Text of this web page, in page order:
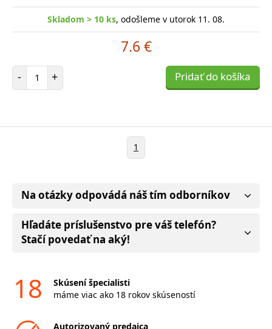
Skladom > 10 ks, odošleme v utorok 11. 08.
7.6 €
- Počet položiek
+ Pridať do košíka
1
Na otázky odpovádá náš tím odborníkov
Hľadáte príslušenstvo pre váš telefón?
Stačí povedať na aký!
18
Skúsení špecialisti
máme viac ako 18 rokov skúseností
Autorizovaný predajca